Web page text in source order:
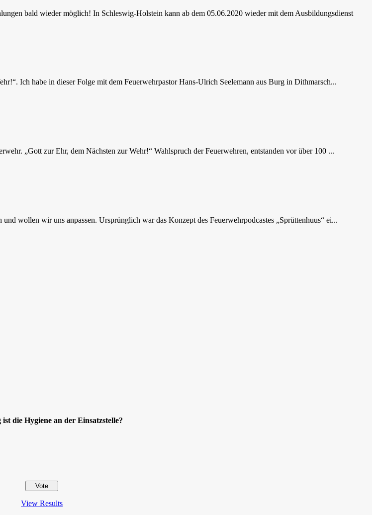
bald wieder möglich! In Schleswig-Holstein kann ab dem 05.06.2020 wieder mit dem Ausbildungsdienst
Ich habe in dieser Folge mit dem Feuerwehrpastor Hans-Ulrich Seelemann aus Burg in Dithmarsch...
„Gott zur Ehr, dem Nächsten zur Wehr!“ Wahlspruch der Feuerwehren, entstanden vor über 100 ...
wollen wir uns anpassen. Ursprünglich war das Konzept des Feuerwehrpodcastes „Sprüttenhuus“ ei...
die Hygiene an der Einsatzstelle?
View Results